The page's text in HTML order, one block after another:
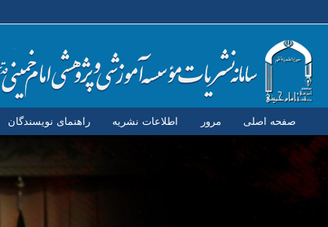
صفحه اصلی مرور اطلاعات نشریه راهنمای نویسندگان